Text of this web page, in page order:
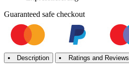
Guaranteed safe checkout
Description Ratings and Reviews